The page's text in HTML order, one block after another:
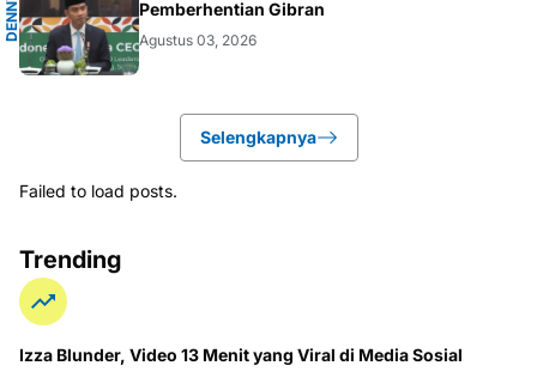
D
E
N
N
Y
I
N
D
R
A
Y
A
N
Pemberhentian Gibran
Agustus 03, 2026
Selengkapnya
Failed to load posts.
Trending
Izza Blunder, Video 13 Menit yang Viral di Media Sosial